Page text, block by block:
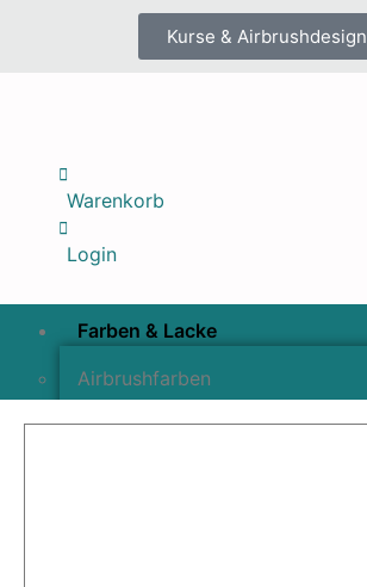
Kurse & Airbrushdesign
Warenkorb
Login
Farben & Lacke
Airbrushfarben